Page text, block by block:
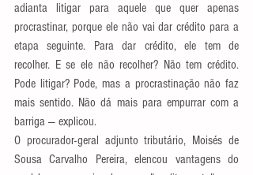
adianta litigar para aquele que quer apenas
procrastinar, porque ele não vai dar crédito para a
etapa seguinte. Para dar crédito, ele tem de
recolher. E se ele não recolher? Não tem crédito.
Pode litigar? Pode, mas a procrastinação não faz
mais sentido. Não dá mais para empurrar com a
barriga — explicou.
O procurador-geral adjunto tributário, Moisés de
Sousa Carvalho Pereira, elencou vantagens do